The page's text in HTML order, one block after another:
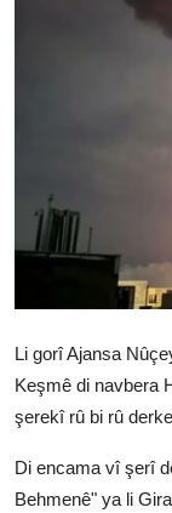
Têkilî
Türkçe
Li gorî Ajansa
Keşmê di navbera
şerekî rû bi rû
Di encama vî şerî
Behmenê" ya li